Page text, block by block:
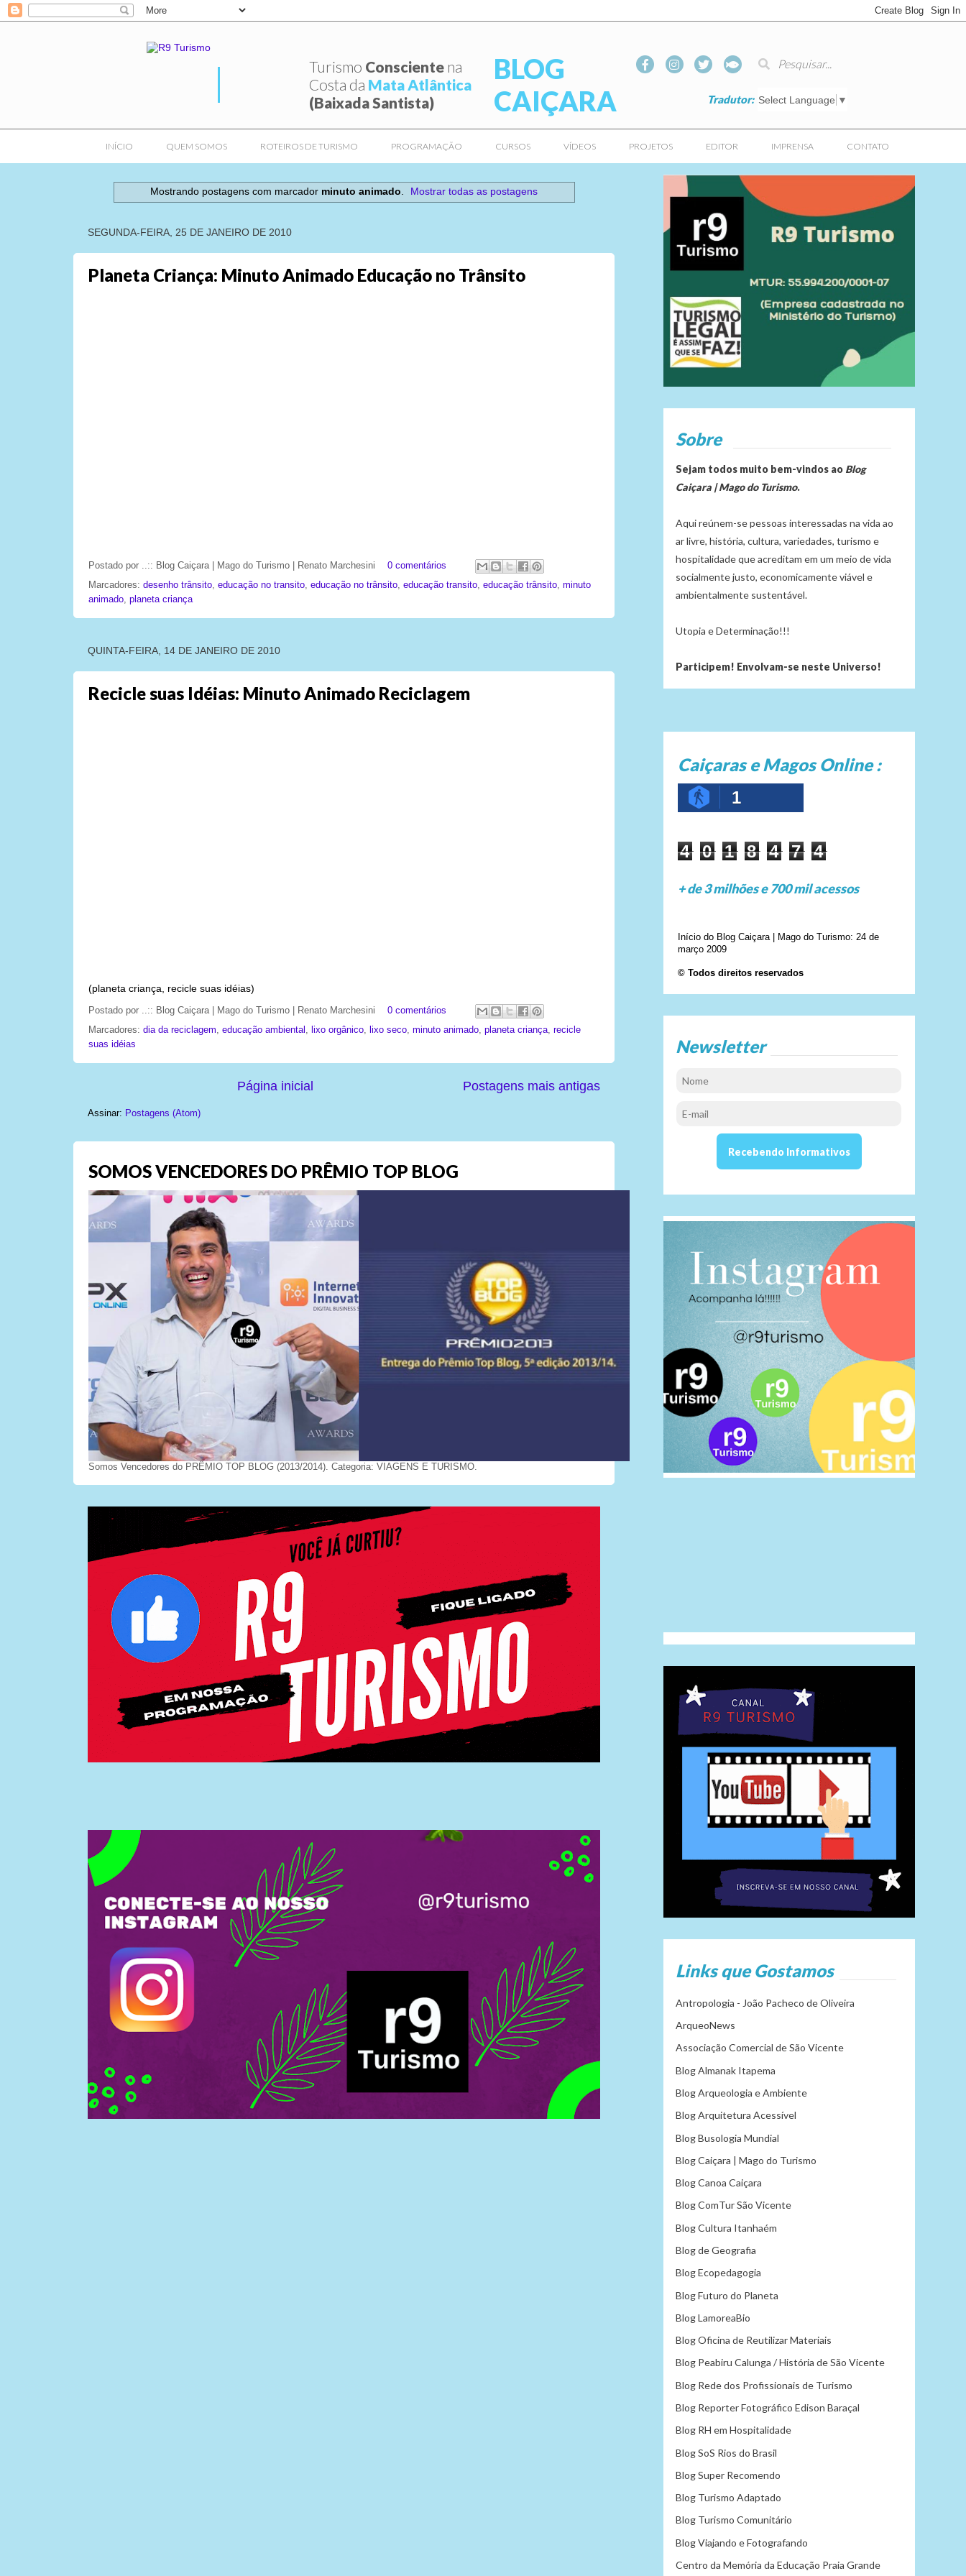
Turismo Consciente na
Costa da Mata Atlântica
(Baixada Santista)
BLOG
CAIÇARA
Select Language ▼
Tradutor:
INÍCIO QUEM SOMOS ROTEIROS DE TURISMO PROGRAMAÇÃO CURSOS VÍDEOS PROJETOS EDITOR IMPRENSA CONTATO
Mostrando postagens com marcador minuto animado Mostrar todas as postagens
SEGUNDA-FEIRA, 25 DE JANEIRO DE 2010
Planeta Criança: Minuto Animado Educação no Trânsito
Postado por ..:: Blog Caiçara | Mago do Turismo | Renato Marchesini
0 comentários
Marcadores: desenho trânsito educação no transito educação no trânsito educação transito educação trânsito minuto
animado planeta criança
QUINTA-FEIRA, 14 DE JANEIRO DE 2010
Recicle suas Idéias: Minuto Animado Reciclagem
(planeta criança, recicle suas idéias)
Postado por ..:: Blog Caiçara | Mago do Turismo | Renato Marchesini
0 comentários
Marcadores: dia da reciclagem, educação ambiental , lixo orgânico, lixo seco, minuto animado, planeta criança, recicle
suas idéias
Postagens mais antigas
Página inicial
Assinar: Postagens (Atom)
SOMOS VENCEDORES DO PRÊMIO TOP BLOG
Somos Vencedores do PRÊMIO TOP BLOG (2013/2014). Categoria: VIAGENS E TURISMO.
Sobre
Sejam todos muito bem-vindos ao Blog
Caiçara | Mago do Turismo.
Aqui reúnem-se pessoas interessadas na vida ao
ar livre, história, cultura, variedades, turismo e
hospitalidade que acreditam em um meio de vida
socialmente justo, economicamente viável e
ambientalmente sustentável.
Utopia e Determinação!!!
Participem! Envolvam-se neste Universo!
Caiçaras e Magos Online :
1
4 0 1 8 4 7 4
+ de 3 milhões e 700 mil acessos
Início do Blog Caiçara | Mago do Turismo: 24 de
março 2009
© Todos direitos reservados
Newsletter
Links que Gostamos
Antropologia - João Pacheco de Oliveira
ArqueoNews
Associação Comercial de São Vicente
Blog Almanak Itapema
Blog Arqueologia e Ambiente
Blog Arquitetura Acessível
Blog Busologia Mundial
Blog Caiçara | Mago do Turismo
Blog Canoa Caiçara
Blog ComTur São Vicente
Blog Cultura Itanhaém
Blog de Geografia
Blog Ecopedagogia
Blog Futuro do Planeta
Blog LamoreaBio
Blog Oficina de Reutilizar Materiais
Blog Peabiru Calunga / História de São Vicente
Blog Rede dos Profissionais de Turismo
Blog Reporter Fotográfico Edison Baraçal
Blog RH em Hospitalidade
Blog SoS Rios do Brasil
Blog Super Recomendo
Blog Turismo Adaptado
Blog Turismo Comunitário
Blog Viajando e Fotografando
Centro da Memória da Educação Praia Grande